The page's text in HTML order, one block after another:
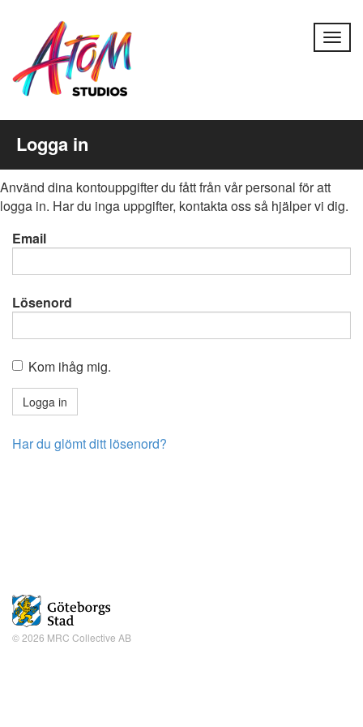
Logga in
Använd dina kontouppgifter du fått från vår personal för att
logga in. Har du inga uppgifter, kontakta oss så hjälper vi dig.
Email
Lösenord
Kom ihåg mig.
Har du glömt ditt lösenord?
© 2026 MRC Collective AB